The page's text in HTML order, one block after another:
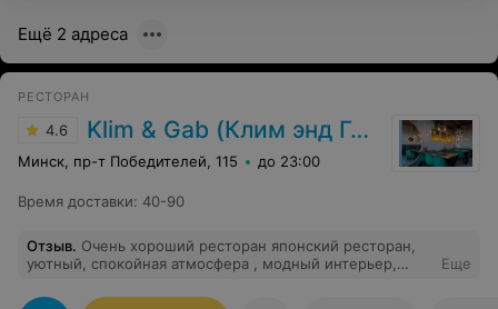
Ещё 2 адреса
РЕСТОРАН
4.6 Klim & Gab (Клим энд Габ)
Минск, пр-т Победителей, 115 до 23:00
Время доставки: 40-90
Отзыв. Очень хороший ресторан японский ресторан,
уютный, спокойная атмосфера , модный интерьер,
салат). Придем еще :)
Еще